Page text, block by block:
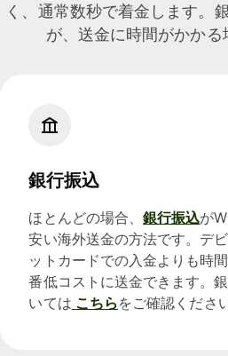
く、通常数秒で着金します。
が、送金に時間がかかる
銀行振込
ほとんどの場合、銀行振込が
安い海外送金の方法です。デ
ットカードでの入金よりも時
番低コストに送金できます。
いては こちら をご確認ください